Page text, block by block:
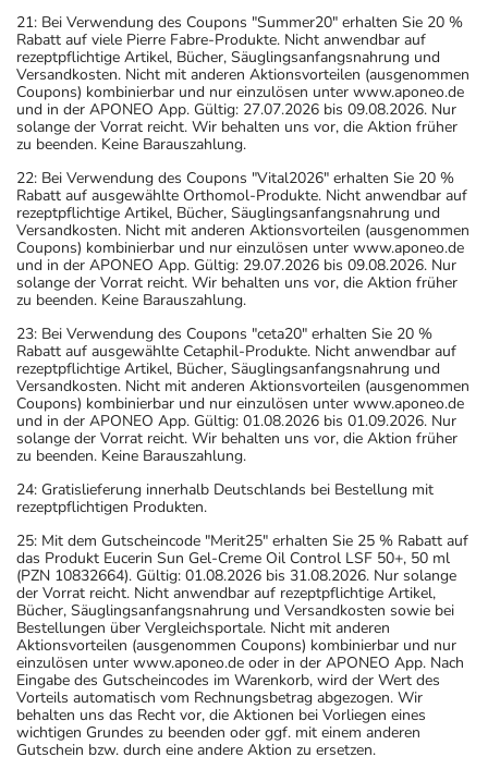
21: Bei Verwendung des Coupons "Summer20" erhalten Sie 20 %
Rabatt auf viele Pierre Fabre-Produkte. Nicht anwendbar auf
rezeptpflichtige Artikel, Bücher, Säuglingsanfangsnahrung und
Versandkosten. Nicht mit anderen Aktionsvorteilen (ausgenommen
Coupons) kombinierbar und nur einzulösen unter www.aponeo.de
und in der APONEO App. Gültig: 27.07.2026 bis 09.08.2026. Nur
solange der Vorrat reicht. Wir behalten uns vor, die Aktion früher
zu beenden. Keine Barauszahlung.
22: Bei Verwendung des Coupons "Vital2026" erhalten Sie 20 %
Rabatt auf ausgewählte Orthomol-Produkte. Nicht anwendbar auf
rezeptpflichtige Artikel, Bücher, Säuglingsanfangsnahrung und
Versandkosten. Nicht mit anderen Aktionsvorteilen (ausgenommen
Coupons) kombinierbar und nur einzulösen unter www.aponeo.de
und in der APONEO App. Gültig: 29.07.2026 bis 09.08.2026. Nur
solange der Vorrat reicht. Wir behalten uns vor, die Aktion früher
zu beenden. Keine Barauszahlung.
23: Bei Verwendung des Coupons "ceta20" erhalten Sie 20 %
Rabatt auf ausgewählte Cetaphil-Produkte. Nicht anwendbar auf
rezeptpflichtige Artikel, Bücher, Säuglingsanfangsnahrung und
Versandkosten. Nicht mit anderen Aktionsvorteilen (ausgenommen
Coupons) kombinierbar und nur einzulösen unter www.aponeo.de
und in der APONEO App. Gültig: 01.08.2026 bis 01.09.2026. Nur
solange der Vorrat reicht. Wir behalten uns vor, die Aktion früher
zu beenden. Keine Barauszahlung.
24: Gratislieferung innerhalb Deutschlands bei Bestellung mit
rezeptpflichtigen Produkten.
25: Mit dem Gutscheincode "Merit25" erhalten Sie 25 % Rabatt auf
das Produkt Eucerin Sun Gel-Creme Oil Control LSF 50+, 50 ml
(PZN 10832664). Gültig: 01.08.2026 bis 31.08.2026. Nur solange
der Vorrat reicht. Nicht anwendbar auf rezeptpflichtige Artikel,
Bücher, Säuglingsanfangsnahrung und Versandkosten sowie bei
Bestellungen über Vergleichsportale. Nicht mit anderen
Aktionsvorteilen (ausgenommen Coupons) kombinierbar und nur
einzulösen unter www.aponeo.de oder in der APONEO App. Nach
Eingabe des Gutscheincodes im Warenkorb, wird der Wert des
Vorteils automatisch vom Rechnungsbetrag abgezogen. Wir
behalten uns das Recht vor, die Aktionen bei Vorliegen eines
wichtigen Grundes zu beenden oder ggf. mit einem anderen
Gutschein bzw. durch eine andere Aktion zu ersetzen.